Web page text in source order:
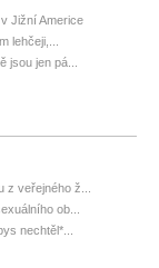
Jižní Americe
lehčeji,...
jen pá...
z veřejného ž...
ob...
nechtěl*...